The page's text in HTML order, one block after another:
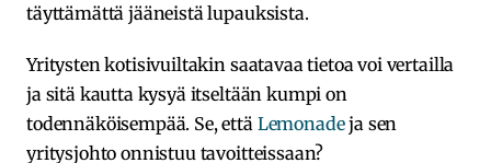
täyttämättä jääneistä lupauksista.
Yritysten kotisivuiltakin saatavaa tietoa voi vertailla
ja sitä kautta kysyä itseltään kumpi on
todennäköisempää. Se, että Lemonadeja sen
yritysjohto onnistuu tavoitteissaan?